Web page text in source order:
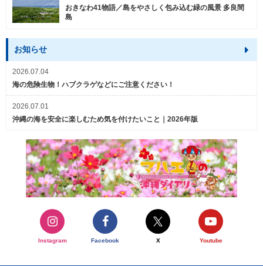
おきなわ41物語／島をやさしく包み込む緑の風景 多良間
島
お知らせ
2026.07.04
海の危険生物！ハブクラゲなどにご注意ください！
2026.07.01
沖縄の海を安全に楽しむため気を付けたいこと｜2026年版
Instagram Facebook X Youtube